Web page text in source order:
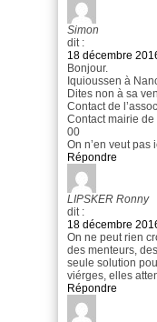
Simon
dit :
18 décembre
Bonjour.
Iquioussen à
Dites non à sa
Contact de
Contact mairie
00
On n’en veut
Répondre
LIPSKER Ronny
dit :
18 décembre
On ne peut rien
des menteurs,
seule solution
viérges, elles
Répondre